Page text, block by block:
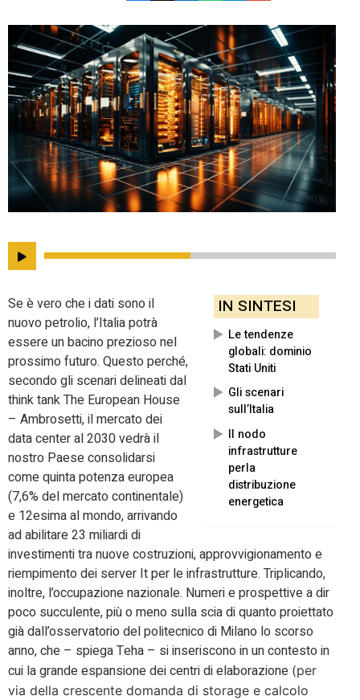
IN SINTESI
Le tendenze
globali: dominio
Stati Uniti
Gli scenari
sull’Italia
Il nodo
infrastrutture
perla
distribuzione
energetica
Se è vero che i dati sono il
nuovo petrolio, l’Italia potrà
essere un bacino prezioso nel
prossimo futuro. Questo perché,
secondo gli scenari delineati dal
think tank The European House
– Ambrosetti, il mercato dei
data center al 2030 vedrà il
nostro Paese consolidarsi
come quinta potenza europea
(7,6% del mercato continentale)
e 12esima al mondo, arrivando
ad abilitare 23 miliardi di
investimenti tra nuove costruzioni, approvvigionamento e
riempimento dei server It per le infrastrutture. Triplicando,
inoltre, l’occupazione nazionale. Numeri e prospettive a dir
poco succulente, più o meno sulla scia di quanto proiettato
già dall’osservatorio del politecnico di Milano lo scorso
anno, che – spiega Teha – si inseriscono in un contesto in
cui la grande espansione dei centri di elaborazione (per
via della crescente domanda di storage e calcolo